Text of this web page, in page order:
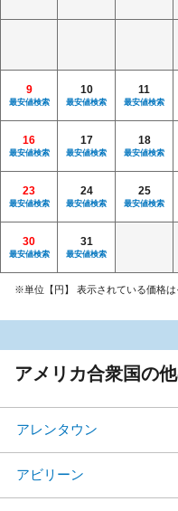
9
最安値検索
10
最安値検索
11
最安値検索
16
最安値検索
17
最安値検索
18
最安値検索
23
最安値検索
24
最安値検索
25
最安値検索
30
最安値検索
31
最安値検索
※単位【円】 表示されている価格
アメリカ合衆国の
アレンタウン
アビリーン